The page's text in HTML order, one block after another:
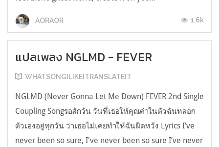
AORAOR 1.6k
แปลเพลง NGLMD - FEVER
WHATSONGILIKEITRANSLATEIT
NGLMD (Never Gonna Let Me Down) FEVER 2nd Single
Coupling Songรอสักวัน วันที่เธอให้คุณค่าในตัวฉันหลอก
ตัวเองอยู่ทุกวัน ว่าเธอไม่เคยทำให้ฉันผิดหวัง Lyrics I’ve
never been so sure, I've never been so sure I’ve never